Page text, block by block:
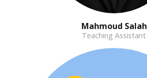
Mahmoud Salah
Teaching Assistant